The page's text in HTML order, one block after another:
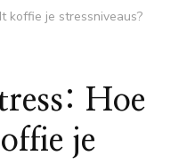
koffie je stressniveaus?
Hoe
je